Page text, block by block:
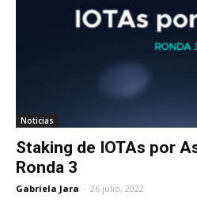
Noticias
Staking de IOTAs por
Ronda 3
Gabriela Jara - 26 julio, 2022